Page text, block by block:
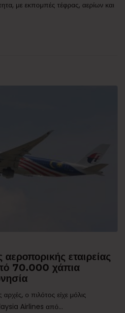
με εκπομπές τέφρας, αερίων και
εταιρείας
70.000 χάπια
ο πιλότος είχε μόλις
Airlines από...